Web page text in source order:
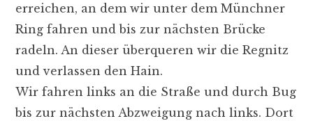
erreichen, an dem wir unter dem Münchner
Ring fahren und bis zur nächsten Brücke
radeln. An dieser überqueren wir die Regnitz
und verlassen den Hain.
Wir fahren links an die Straße und durch Bug
bis zur nächsten Abzweigung nach links. Dort